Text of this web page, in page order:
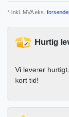
* Inkl. MVA eks.
Hurtig
Vi leverer
kort tid!